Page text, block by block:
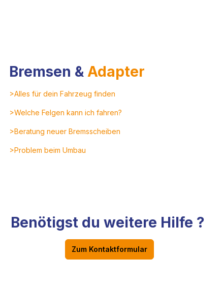
Bremsen & Adapter
>Alles für dein Fahrzeug finden
>Welche Felgen kann ich fahren?
>Beratung neuer Bremsscheiben
>Problem beim Umbau
Benötigst du weitere Hilfe ?
Zum Kontaktformular